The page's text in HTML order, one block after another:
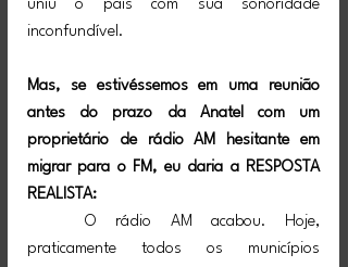
uniu o país com sua sonoridade
inconfundível.
Mas, se estivéssemos em uma reunião
antes do prazo da Anatel com um
proprietário de rádio AM hesitante em
migrar para o FM, eu daria a RESPOSTA
REALISTA:
	O rádio AM acabou. Hoje,
praticamente todos os municípios